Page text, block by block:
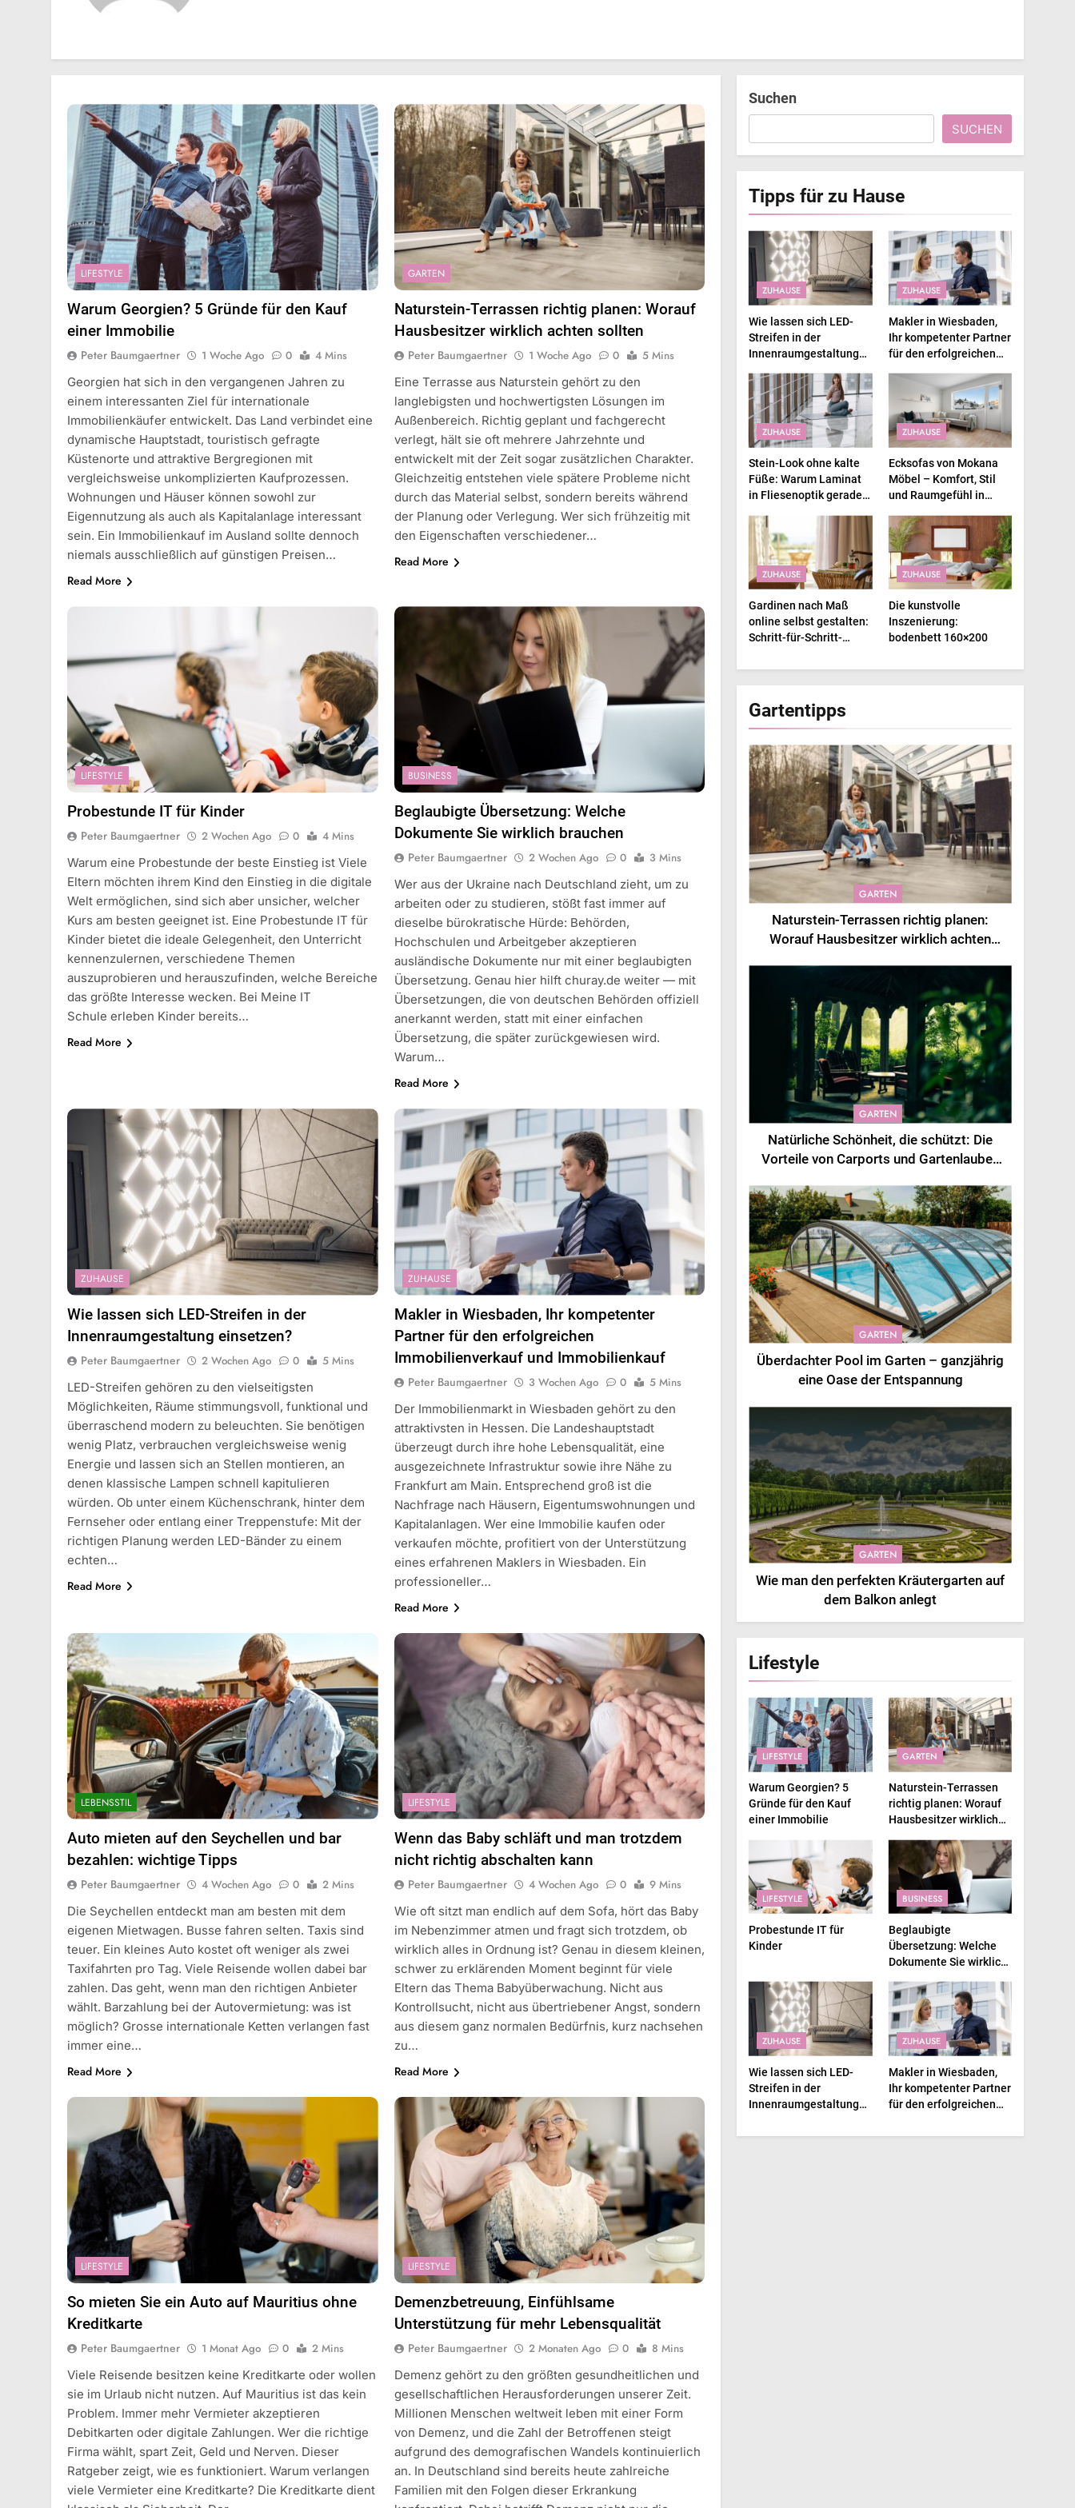
LIFESTYLE
Warum Georgien? 5 Gründe für den Kauf
einer Immobilie
Peter Baumgaertner 1 Woche Ago 0
4 Mins
Georgien hat sich in den vergangenen Jahren zu
einem interessanten Ziel für internationale
Immobilienkäufer entwickelt. Das Land verbindet eine
dynamische Hauptstadt, touristisch gefragte
Küstenorte und attraktive Bergregionen mit
vergleichsweise unkomplizierten Kaufprozessen.
Wohnungen und Häuser können sowohl zur
Eigennutzung als auch als Kapitalanlage interessant
sein. Ein Immobilienkauf im Ausland sollte dennoch
niemals ausschließlich auf günstigen Preisen…
Read More
GARTEN
Naturstein-Terrassen richtig planen: Worauf
Hausbesitzer wirklich achten sollten
Peter Baumgaertner 1 Woche Ago 0
5 Mins
Eine Terrasse aus Naturstein gehört zu den
langlebigsten und hochwertigsten Lösungen im
Außenbereich. Richtig geplant und fachgerecht
verlegt, hält sie oft mehrere Jahrzehnte und
entwickelt mit der Zeit sogar zusätzlichen Charakter.
Gleichzeitig entstehen viele spätere Probleme nicht
durch das Material selbst, sondern bereits während
der Planung oder Verlegung. Wer sich frühzeitig mit
den Eigenschaften verschiedener…
Read More
LIFESTYLE
Probestunde IT für Kinder
Peter Baumgaertner 2 Wochen Ago 0
4 Mins
Warum eine Probestunde der beste Einstieg ist Viele
Eltern möchten ihrem Kind den Einstieg in die digitale
Welt ermöglichen, sind sich aber unsicher, welcher
Kurs am besten geeignet ist. Eine Probestunde IT für
Kinder bietet die ideale Gelegenheit, den Unterricht
kennenzulernen, verschiedene Themen
auszuprobieren und herauszufinden, welche Bereiche
das größte Interesse wecken. Bei Meine IT
Schule erleben Kinder bereits…
Read More
BUSINESS
Beglaubigte Übersetzung: Welche
Dokumente Sie wirklich brauchen
Peter Baumgaertner 2 Wochen Ago 0
3 Mins
Wer aus der Ukraine nach Deutschland zieht, um zu
arbeiten oder zu studieren, stößt fast immer auf
dieselbe bürokratische Hürde: Behörden,
Hochschulen und Arbeitgeber akzeptieren
ausländische Dokumente nur mit einer beglaubigten
Übersetzung. Genau hier hilft churay.de weiter — mit
Übersetzungen, die von deutschen Behörden offiziell
anerkannt werden, statt mit einer einfachen
Übersetzung, die später zurückgewiesen wird.
Warum…
Read More
ZUHAUSE
Wie lassen sich LED-Streifen in der
Innenraumgestaltung einsetzen?
Peter Baumgaertner 2 Wochen Ago 0
5 Mins
LED-Streifen gehören zu den vielseitigsten
Möglichkeiten, Räume stimmungsvoll, funktional und
überraschend modern zu beleuchten. Sie benötigen
wenig Platz, verbrauchen vergleichsweise wenig
Energie und lassen sich an Stellen montieren, an
denen klassische Lampen schnell kapitulieren
würden. Ob unter einem Küchenschrank, hinter dem
Fernseher oder entlang einer Treppenstufe: Mit der
richtigen Planung werden LED-Bänder zu einem
echten…
Read More
ZUHAUSE
Makler in Wiesbaden, Ihr kompetenter
Partner für den erfolgreichen
Immobilienverkauf und Immobilienkauf
Peter Baumgaertner 3 Wochen Ago 0
5 Mins
Der Immobilienmarkt in Wiesbaden gehört zu den
attraktivsten in Hessen. Die Landeshauptstadt
überzeugt durch ihre hohe Lebensqualität, eine
ausgezeichnete Infrastruktur sowie ihre Nähe zu
Frankfurt am Main. Entsprechend groß ist die
Nachfrage nach Häusern, Eigentumswohnungen und
Kapitalanlagen. Wer eine Immobilie kaufen oder
verkaufen möchte, profitiert von der Unterstützung
eines erfahrenen Maklers in Wiesbaden. Ein
professioneller…
Read More
LEBENSSTIL
Auto mieten auf den Seychellen und bar
bezahlen: wichtige Tipps
Peter Baumgaertner 4 Wochen Ago 0
2 Mins
Die Seychellen entdeckt man am besten mit dem
eigenen Mietwagen. Busse fahren selten. Taxis sind
teuer. Ein kleines Auto kostet oft weniger als zwei
Taxifahrten pro Tag. Viele Reisende wollen dabei bar
zahlen. Das geht, wenn man den richtigen Anbieter
wählt. Barzahlung bei der Autovermietung: was ist
möglich? Grosse internationale Ketten verlangen fast
immer eine…
Read More
LIFESTYLE
Wenn das Baby schläft und man trotzdem
nicht richtig abschalten kann
Peter Baumgaertner 4 Wochen Ago 0
9 Mins
Wie oft sitzt man endlich auf dem Sofa, hört das Baby
im Nebenzimmer atmen und fragt sich trotzdem, ob
wirklich alles in Ordnung ist? Genau in diesem kleinen,
schwer zu erklärenden Moment beginnt für viele
Eltern das Thema Babyüberwachung. Nicht aus
Kontrollsucht, nicht aus übertriebener Angst, sondern
aus diesem ganz normalen Bedürfnis, kurz nachsehen
zu…
Read More
LIFESTYLE
So mieten Sie ein Auto auf Mauritius ohne
Kreditkarte
Peter Baumgaertner 1 Monat Ago 0
2 Mins
Viele Reisende besitzen keine Kreditkarte oder wollen
sie im Urlaub nicht nutzen. Auf Mauritius ist das kein
Problem. Immer mehr Vermieter akzeptieren
Debitkarten oder digitale Zahlungen. Wer die richtige
Firma wählt, spart Zeit, Geld und Nerven. Dieser
Ratgeber zeigt, wie es funktioniert. Warum verlangen
viele Vermieter eine Kreditkarte? Die Kreditkarte dient
LIFESTYLE
Demenzbetreuung, Einfühlsame
Unterstützung für mehr Lebensqualität
Peter Baumgaertner 2 Monaten Ago 0
8 Mins
Demenz gehört zu den größten gesundheitlichen und
gesellschaftlichen Herausforderungen unserer Zeit.
Millionen Menschen weltweit leben mit einer Form
von Demenz, und die Zahl der Betroffenen steigt
aufgrund des demografischen Wandels kontinuierlich
an. In Deutschland sind bereits heute zahlreiche
Familien mit den Folgen dieser Erkrankung
Suchen
SUCHEN
Tipps für zu Hause
ZUHAUSE
Wie lassen sich LED-
Streifen in der
Innenraumgestaltung
ZUHAUSE
Makler in Wiesbaden,
Ihr kompetenter Partner
für den erfolgreichen
Immobilienkauf
ZUHAUSE
Stein-Look ohne kalte
Füße: Warum Laminat
in Fliesenoptik gerade
ZUHAUSE
Ecksofas von Mokana
Möbel – Komfort, Stil
und Raumgefühl in
ZUHAUSE
Gardinen nach Maß
online selbst gestalten:
Schritt-für-Schritt-
Inspirationen
ZUHAUSE
Die kunstvolle
Inszenierung:
bodenbett 160×200
Gartentipps
GARTEN
Naturstein-Terrassen richtig planen:
Worauf Hausbesitzer wirklich achten
GARTEN
Natürliche Schönheit, die schützt: Die
Vorteile von Carports und Gartenlauben
GARTEN
Überdachter Pool im Garten – ganzjährig
eine Oase der Entspannung
GARTEN
Wie man den perfekten Kräutergarten auf
dem Balkon anlegt
Lifestyle
LIFESTYLE
Warum Georgien? 5
Gründe für den Kauf
einer Immobilie
GARTEN
Naturstein-Terrassen
richtig planen: Worauf
Hausbesitzer wirklich
LIFESTYLE
Probestunde IT für
Kinder
BUSINESS
Beglaubigte
Übersetzung: Welche
Dokumente Sie wirklich
ZUHAUSE
Wie lassen sich LED-
Streifen in der
Innenraumgestaltung
ZUHAUSE
Makler in Wiesbaden,
Ihr kompetenter Partner
für den erfolgreichen
Immobilienkauf